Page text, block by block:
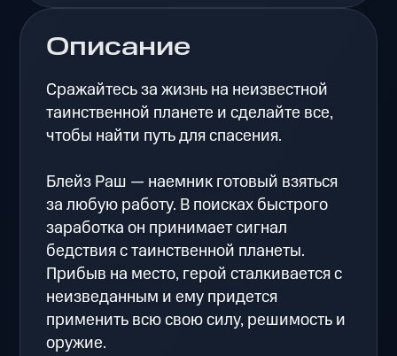
Описание
Сражайтесь за жизнь на неизвестной
таинственной планете и сделайте все,
чтобы найти путь для спасения.
Блейз Раш — наемник готовый взяться
за любую работу. В поисках быстрого
заработка он принимает сигнал
бедствия с таинственной планеты.
Прибыв на место, герой сталкивается с
неизведанным и ему придется
применить всю свою силу, решимость и
оружие.